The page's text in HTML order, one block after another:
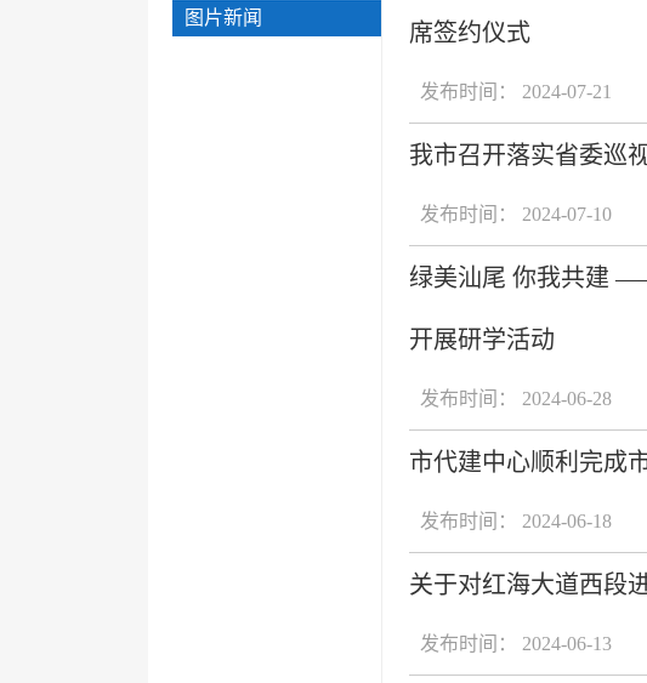
图片新闻
席签约仪式
发布时间： 2024-07-21
我市召开落实省委巡
发布时间： 2024-07-10
绿美汕尾 你我共建
开展研学活动
发布时间： 2024-06-28
市代建中心顺利完成
发布时间： 2024-06-18
关于对红海大道西段
发布时间： 2024-06-13